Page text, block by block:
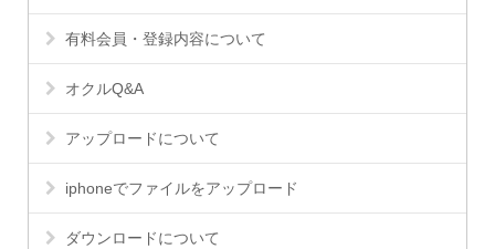
有料会員・登録内容について
オクルQ&A
アップロードについて
iphoneでファイルをアップロード
ダウンロードについて